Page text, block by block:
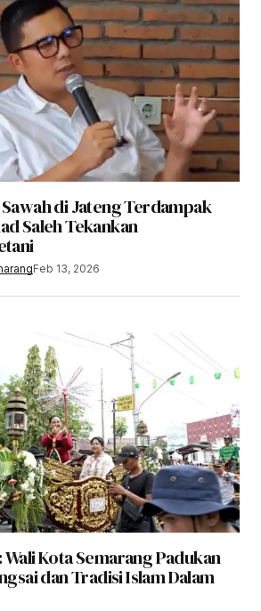
di Jateng Terdampak
Saleh Tekankan
Feb 13, 2026
Kota Semarang Padukan
dan Tradisi Islam Dalam